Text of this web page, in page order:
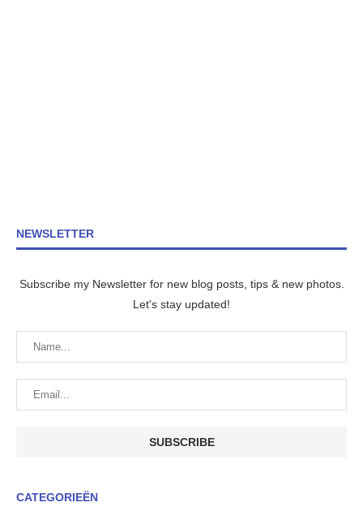
NEWSLETTER
Subscribe my Newsletter for new blog posts, tips & new photos.
Let's stay updated!
CATEGORIEËN